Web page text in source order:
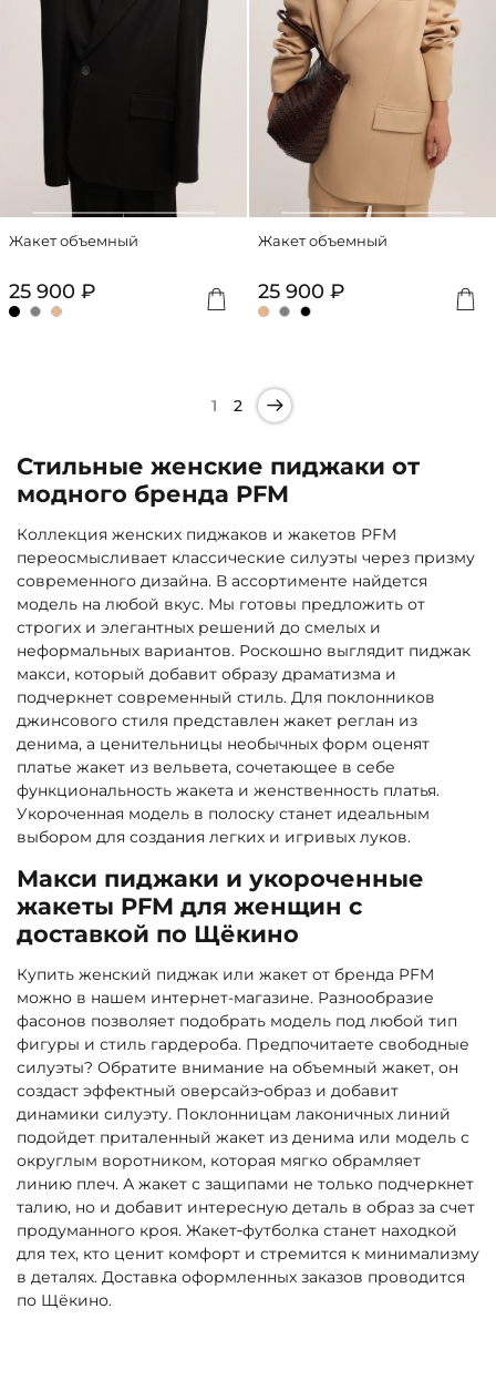
Жакет объемный
25 900 ₽
Жакет объемный
25 900 ₽
1 2
Стильные женские пиджаки от
модного бренда PFM
Коллекция женских пиджаков и жакетов PFM
переосмысливает классические силуэты через призму
современного дизайна. В ассортименте найдется
модель на любой вкус. Мы готовы предложить от
строгих и элегантных решений до смелых и
неформальных вариантов. Роскошно выглядит пиджак
макси, который добавит образу драматизма и
подчеркнет современный стиль. Для поклонников
джинсового стиля представлен жакет реглан из
денима, а ценительницы необычных форм оценят
платье жакет из вельвета, сочетающее в себе
функциональность жакета и женственность платья.
Укороченная модель в полоску станет идеальным
выбором для создания легких и игривых луков.
Макси пиджаки и укороченные
жакеты PFM для женщин с
доставкой по Щёкино
Купить женский пиджак или жакет от бренда PFM
можно в нашем интернет-магазине. Разнообразие
фасонов позволяет подобрать модель под любой тип
фигуры и стиль гардероба. Предпочитаете свободные
силуэты? Обратите внимание на объемный жакет, он
создаст эффектный оверсайз‑образ и добавит
динамики силуэту. Поклонницам лаконичных линий
подойдет приталенный жакет из денима или модель с
округлым воротником, которая мягко обрамляет
линию плеч. А жакет с защипами не только подчеркнет
талию, но и добавит интересную деталь в образ за счет
продуманного кроя. Жакет‑футболка станет находкой
для тех, кто ценит комфорт и стремится к минимализму
в деталях. Доставка оформленных заказов проводится
по Щёкино.